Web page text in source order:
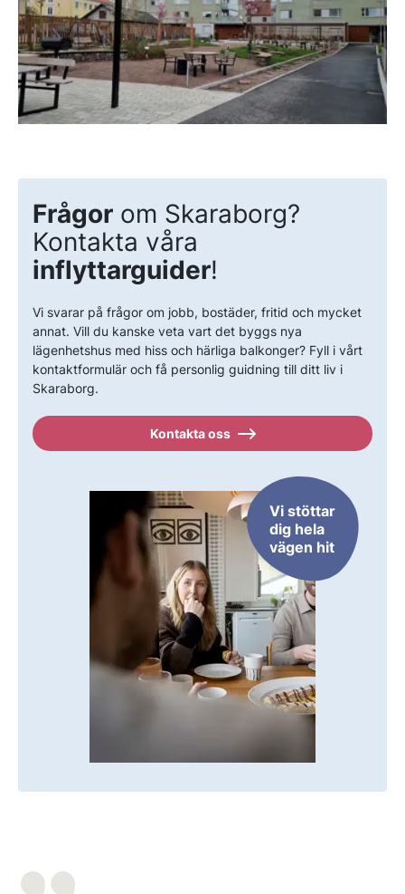
Frågor om Skaraborg?
Kontakta våra
inflyttarguider!
Vi svarar på frågor om jobb, bostäder, fritid och mycket
annat. Vill du kanske veta vart det byggs nya
lägenhetshus med hiss och härliga balkonger? Fyll i vårt
kontaktformulär och få personlig guidning till ditt liv i
Skaraborg.
Kontakta oss
Vi stöttar
dig hela
vägen hit